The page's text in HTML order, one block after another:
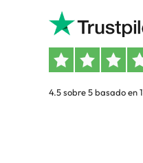
4.5 sobre 5 basado en